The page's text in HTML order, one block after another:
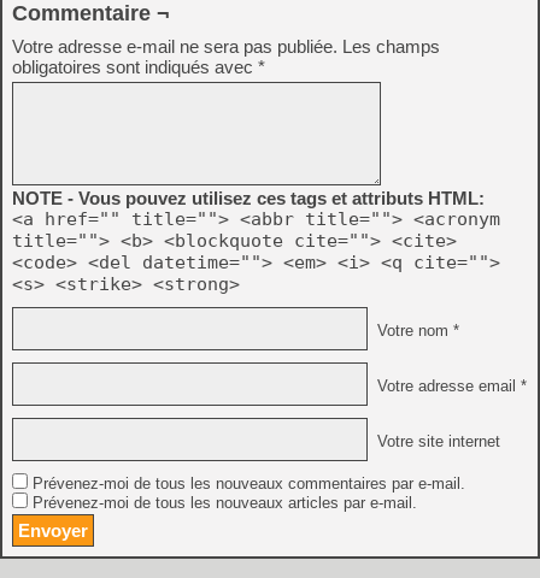
Commentaire ¬
Votre adresse e-mail ne sera pas publiée. Les champs
obligatoires sont indiqués avec *
NOTE - Vous pouvez utilisez ces tags et attributs HTML:
<a href="" title=""> <abbr title=""> <acronym
title=""> <b> <blockquote cite=""> <cite>
<code> <del datetime=""> <em> <i> <q cite="">
<s> <strike> <strong>
Votre nom *
Votre adresse email *
Votre site internet
Prévenez-moi de tous les nouveaux commentaires par e-mail.
Prévenez-moi de tous les nouveaux articles par e-mail.